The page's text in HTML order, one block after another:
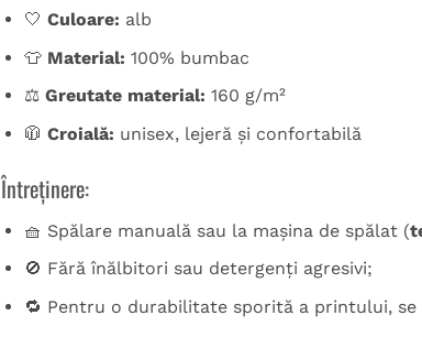
🤍 Culoare: alb
👕 Material: 100% bumbac
⚖️ Greutate material: 160 g/m²
🧥 Croială: unisex, lejeră și confortabilă
Întreținere:
🧺 Spălare manuală sau la mașina de spălat (
🚫 Fără înălbitori sau detergenți agresivi;
🔁 Pentru o durabilitate sporită a printului, se